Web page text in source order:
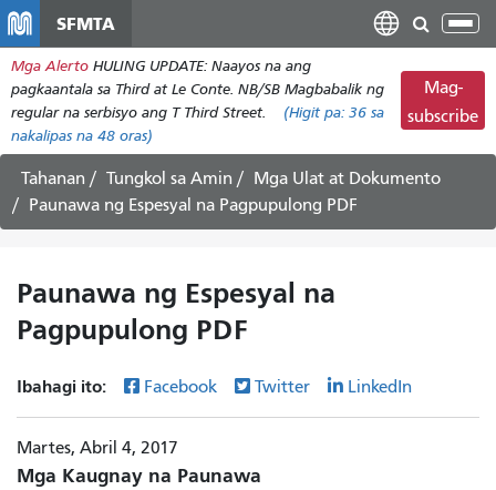
pangunahing
nilalaman
SFMTA
I-
ang
Mga Alerto HULING UPDATE: Naayos na ang
pagkaantala sa Third at Le Conte. NB/SB Magbabalik ng
regular na serbisyo ang T Third Street.
(Higit pa: 36 sa
nakalipas na 48 oras)
Mag-
subscribe
Tahanan Tungkol sa Amin
Mga Ulat at Dokumento
Paunawa ng Espesyal na Pagpupulong PDF
Paunawa ng Espesyal na
Pagpupulong PDF
Ibahagi ito: Facebook Twitter LinkedIn
Martes, Abril 4, 2017
Mga Kaugnay na Paunawa